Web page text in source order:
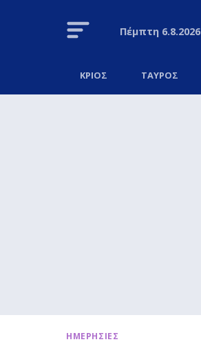
Πέμπτη6.8.2026
ΚΡΙΟΣ ΤΑΥΡΟΣ
ΗΜΕΡΗΣΙΕΣ